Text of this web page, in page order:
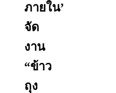
ภายใน’
จัด
งาน
“ข้าว
ถุง